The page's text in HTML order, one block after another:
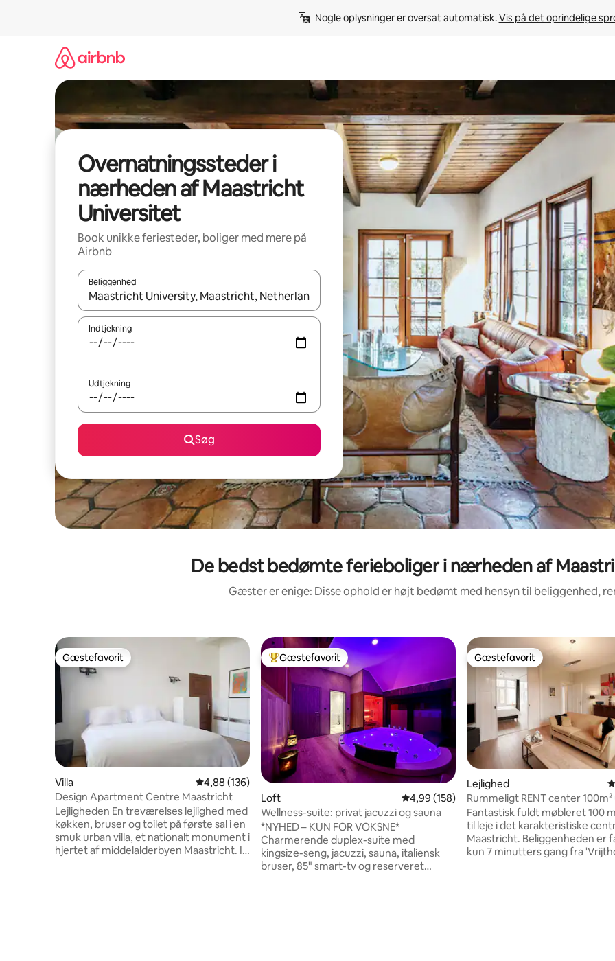
Nogle oplysninger er oversat automatisk. Vis på det oprindelige
Overnatningssteder i
nærheden af Maastricht
Universitet
Book unikke feriesteder, boliger med mere på
Airbnb
Beliggenhed
Når resultaterne er tilgængelige, skal du navigere med piletasterne op og ned eller se mere ved at trykke eller stryge.
Indtjekning
Udtjekning
Søg
De bedst bedømte ferieboliger i nærheden af
Gæster er enige: Disse ophold er højt bedømt med hensyn til beliggenhed,
Gæstefavorit
Gæstefavorit
Villa 4,88 ud af 5 i gennemsnitlig bedømmelse, 136 omtaler
4,88 (136)
Design Apartment Centre Maastricht
Lejligheden En treværelses lejlighed med
køkken, bruser og toilet på første sal i en
smuk urban villa, et nationalt monument i
hjertet af middelalderbyen Maastricht. I
Bedste gæstefavorit
Gæstefavorit
Loft 4,99 ud af 5 i gennemsnitlig bedømmelse,
4,99 (158)
Wellness-suite: privat jacuzzi og sauna
*NYHED – KUN FOR VOKSNE*
Charmerende duplex-suite med
kingsize-seng, jacuzzi, sauna, italiensk
bruser, 85" smart-tv og reserveret
Gæstefavorit
Gæstefavorit
Lejlighed
Rummeligt RENT center
+ balkon
Fantastisk fuldt møbleret 100
til leje i det karakteristiske
Maastricht. Beliggenheden er
kun 7 minutters gang fra